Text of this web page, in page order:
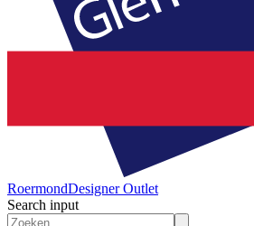
RoermondDesigner Outlet
Search input